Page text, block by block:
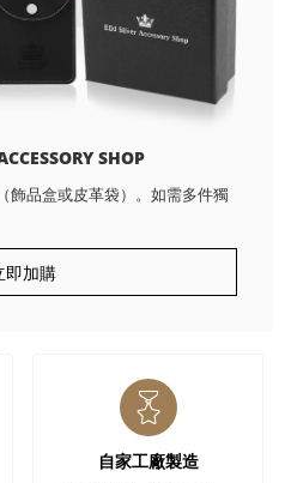
SHOP
飾品盒或皮革袋）。如需多件獨
即加購
自家工廠製造